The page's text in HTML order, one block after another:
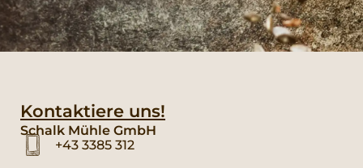
Kontaktiere uns!
Schalk Mühle GmbH
+43 3385 312